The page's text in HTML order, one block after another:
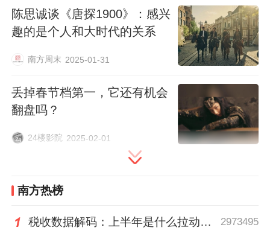
观众评论：“没想到我今年看的最好看的一
部科幻电影，竟然是《熊出没》。”这是尚
自2021年起，《熊出没》转向科幻题材创
作，先后推出《熊出没·狂野大陆》《熊出没
·重返地球》《熊出没·伴我“熊芯”》《熊出没
·逆转时空》。这四部作品中，竟有三部上榜
内地影史国产科幻片票房前十的榜单。
陈思诚谈《唐探1900》：感兴
趣的是个人和大时代的关系
南方周末 2025-01-31
丢掉春节档第一，它还有机会
翻盘吗？
24楼影院 2025-02-01
南方热榜
税收数据解码：上半年是什么拉动广东经济加速增长？ 2973495